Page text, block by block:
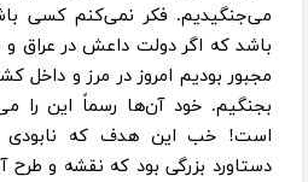
می‌جنگیدیم. فکر نمی‌کنم کسی
باشد که اگر دولت داعش در عراق
مجبور بودیم امروز در مرز و داخل
بجنگیم. خود آن‌ها رسماً این را
است! خب این هدف که
دستاورد بزرگی بود که نقشه و طرح